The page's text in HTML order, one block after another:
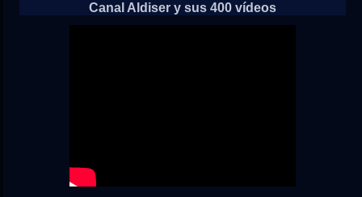
Canal Aldiser y sus 400 vídeos